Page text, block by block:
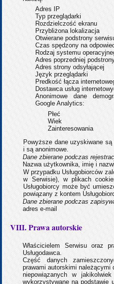
Adres IP
Typ przeglądarki
Rozdzielczość ekranu
Przybliżona lokalizacja
Otwierane podstrony
Czas spędzony na
Rodzaj systemu
Adres poprzedniej
Adres strony odsyłającej
Język przeglądarki
Predkość łącza
Dostawca usług
Anonimowe dane
Google Analytics:
Płeć
Wiek
Zainteresowania
Powyższe dane uzyskiwane
i są anonimowe.
Dane zbierane podczas
Nazwa użytkownika, imię i
W przypadku Usługobiorców
w Serwisie), w plikach
Usługobiorcy może być
powiązany z kontem
Dane zbierane podczas
adres e-mail
VIII. Prawa autorskie
Właścicielem Serwisu oraz
Usługodawca.
Część danych
prawami autorskimi
niepowiązanych w
wykorzystywane na podstawie